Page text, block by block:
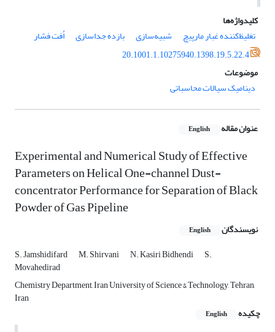
کلیدواژه‌ها
تغلیظ‌کننده‌ غبار مارپیچ
شبیه‌سازی بازده جداسازی
اُفت فشار
20.1001.1.10275940.1398.19.5.22.4
موضوعات
دینامیک سیالات محاسباتی
عنوان مقاله English
Experimental and Numerical Study of Effective
Parameters on Helical One-channel Dust-
concentrator Performance for Separation of Black
Powder of Gas Pipeline
نویسندگان English
S. Jamshidifard M. Shirvani N. Kasiri Bidhendi S.
Movahedirad
Chemistry Department, Iran University of Science & Technology, Tehran,
Iran
چکیده
English